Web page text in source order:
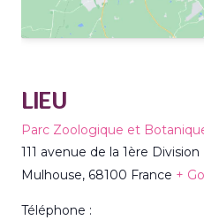
LIEU
Parc Zoologique et
111 avenue de la 1ère
Mulhouse, 68100 France +
Téléphone :